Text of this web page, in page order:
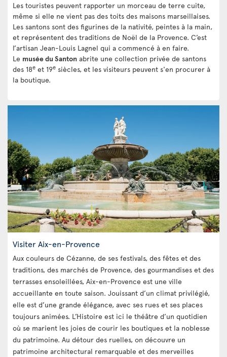
Les touristes peuvent rapporter un morceau de terre cuite,
même si elle ne vient pas des toits des maisons marseillaises.
Les santons sont des figurines de la nativité, peintes à la main,
et représentent des traditions de Noël de la Provence. C’est
l’artisan Jean-Louis Lagnel qui a commencé à en faire.
Le musée du Santon abrite une collection privée de santons
des 18e et 19e siècles, et les visiteurs peuvent s'en procurer à
la boutique.
Visiter Aix-en-Provence
Aux couleurs de Cézanne, de ses festivals, des fêtes et des
traditions, des marchés de Provence, des gourmandises et des
terrasses ensoleillées, Aix-en-Provence est une ville
accueillante en toute saison. Jouissant d’un climat privilégié,
elle est d’une grande élégance, avec ses rues et ses places
toujours animées. L’Histoire est ici le théâtre d’un quotidien
où se marient les joies de courir les boutiques et la noblesse
du patrimoine. Au détour des ruelles, on découvre un
patrimoine architectural remarquable et des merveilles